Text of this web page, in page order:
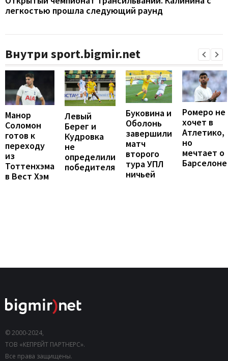
легкостью прошла следующий раунд
Внутри sport.bigmir.net
Манор
Соломон
готов к
переходу
из
Тоттенхэма
в Вест Хэм
Левый
Берег и
Кудровка
не
определили
победителя
Буковина и
Оболонь
завершили
матч
второго
тура УПЛ
ничьей
Ромеро не
хочет в
Атлетико,
но
мечтает о
Барселоне
© 2000-2024,
ТОВ «КЕПРЕЙТ ПАРТНЕРС».
Все права защищены.